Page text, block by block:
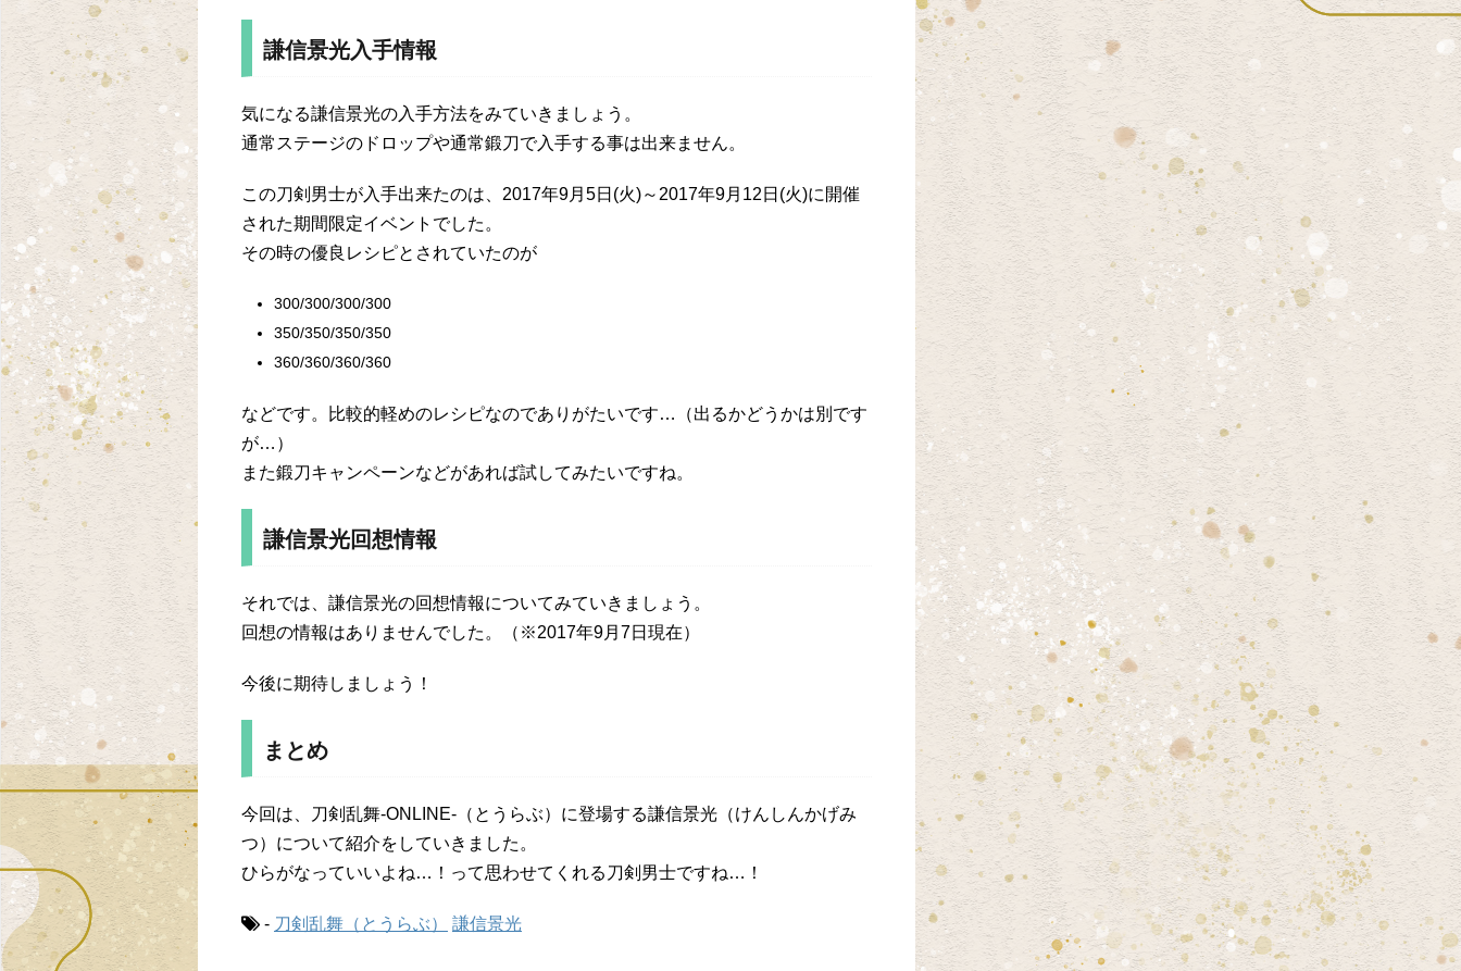
謙信景光入手情報
気になる謙信景光の入手方法をみていきましょう。
通常ステージのドロップや通常鍛刀で入手する事は出来ません。
この刀剣男士が入手出来たのは、2017年9月5日(火)～2017年9月12日(火)に開催
された期間限定イベントでした。
その時の優良レシピとされていたのが
300/300/300/300
350/350/350/350
360/360/360/360
などです。比較的軽めのレシピなのでありがたいです…（出るかどうかは別です
が…）
また鍛刀キャンペーンなどがあれば試してみたいですね。
謙信景光回想情報
それでは、謙信景光の回想情報についてみていきましょう。
回想の情報はありませんでした。（※2017年9月7日現在）
今後に期待しましょう！
まとめ
今回は、刀剣乱舞-ONLINE-（とうらぶ）に登場する謙信景光（けんしんかげみ
つ）について紹介をしていきました。
ひらがなっていいよね…！って思わせてくれる刀剣男士ですね…！
- 刀剣乱舞（とうらぶ） 謙信景光